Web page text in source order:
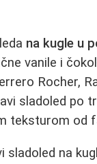
na kugle u
vanile i
Rocher,
sladoled po
teksturom od
na